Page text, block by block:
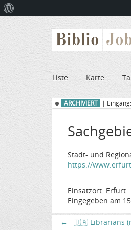
Biblio
Liste Karte
ARCHIVIERT |
Stadt- und
https://
Einsatzort: Erfurt
Eingegeben am
←
🇺🇦 Librarians
WordPress